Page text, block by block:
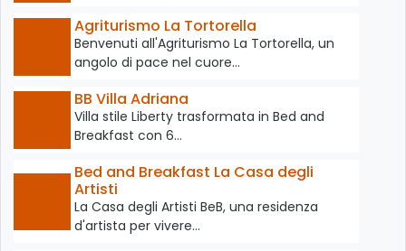
Agriturismo La Tortorella
Benvenuti all'Agriturismo La Tortorella, un
angolo di pace nel cuore…
BB Villa Adriana
Villa stile Liberty trasformata in Bed and
Breakfast con 6…
Bed and Breakfast La Casa degli
Artisti
La Casa degli Artisti BeB, una residenza
d'artista per vivere…